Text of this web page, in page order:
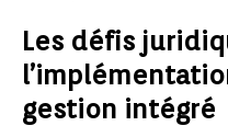
Les défis
gestion intégré